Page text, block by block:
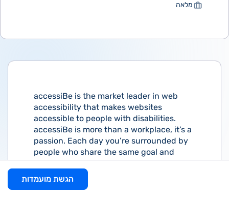
מלאה
accessiBe is the market leader in web
accessibility that makes websites
accessible to people with disabilities.
accessiBe is more than a workplace, it’s a
passion. Each day you’re surrounded by
people who share the same goal and
values, who work endlessly to break
down accessibility barriers. We care
about all people, regardless of their
הגשת מועמדות